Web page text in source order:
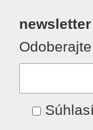
newsletter